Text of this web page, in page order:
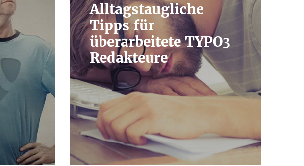
Alltagstaugliche
Tipps für
überarbeitete TYPO3
Redakteure